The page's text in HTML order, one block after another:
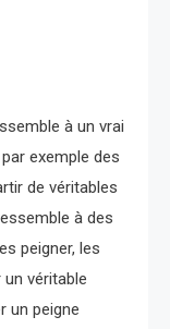
à un vrai
exemple des
de véritables
à des
peigner, les
véritable
un peigne